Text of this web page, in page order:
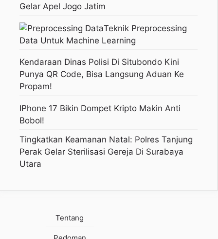
Gelar Apel Jogo Jatim
Teknik Preprocessing
Data Untuk Machine Learning
Kendaraan Dinas Polisi Di Situbondo Kini
Punya QR Code, Bisa Langsung Aduan Ke
Propam!
IPhone 17 Bikin Dompet Kripto Makin Anti
Bobol!
Tingkatkan Keamanan Natal: Polres Tanjung
Perak Gelar Sterilisasi Gereja Di Surabaya
Utara
Tentang